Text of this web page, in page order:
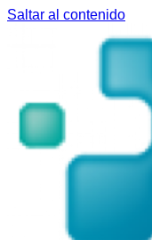
Saltar al contenido